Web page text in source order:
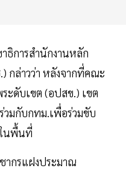
ธิการสำนักงานหลัก
กล่าวว่า หลังจากที่คณะ
ะดับเขต (อปสข.) เขต
วมกับกทม.เพื่อร่วมขับ
นพื้นที่
ากรแฝงประมาณ